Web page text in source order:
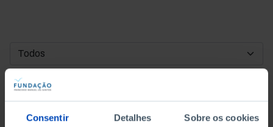
Consentir Detalhes Sobre os cookies
DATA DE INÍCIO
DATA DE FIM